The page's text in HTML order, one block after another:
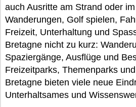
auch Ausritte am Strand oder
Wanderungen, Golf spielen,
Freizeit, Unterhaltung und
Bretagne nicht zu kurz:
Spaziergänge, Ausflüge und
Freizeitparks, Themenparks
Bretagne bieten viele neue
Unterhaltsames und